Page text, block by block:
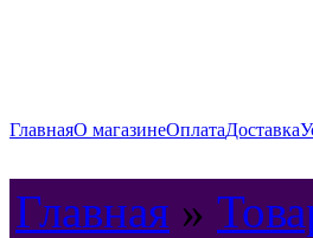
ГлавнаяО магазинеОплатаДоставка
Главная »